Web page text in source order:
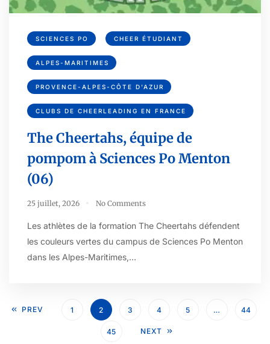
SCIENCES PO CHEER ÉTUDIANT
ALPES-MARITIMES
PROVENCE-ALPES-CÔTE D'AZUR
CLUBS DE CHEERLEADING EN FRANCE
The Cheertahs, équipe de
pompom à Sciences Po Menton
(06)
25 juillet, 2026 No Comments
Les athlètes de la formation The Cheertahs défendent
les couleurs vertes du campus de Sciences Po Menton
dans les Alpes-Maritimes,…
PREV 1 2 3 4 5 … 44
45 NEXT